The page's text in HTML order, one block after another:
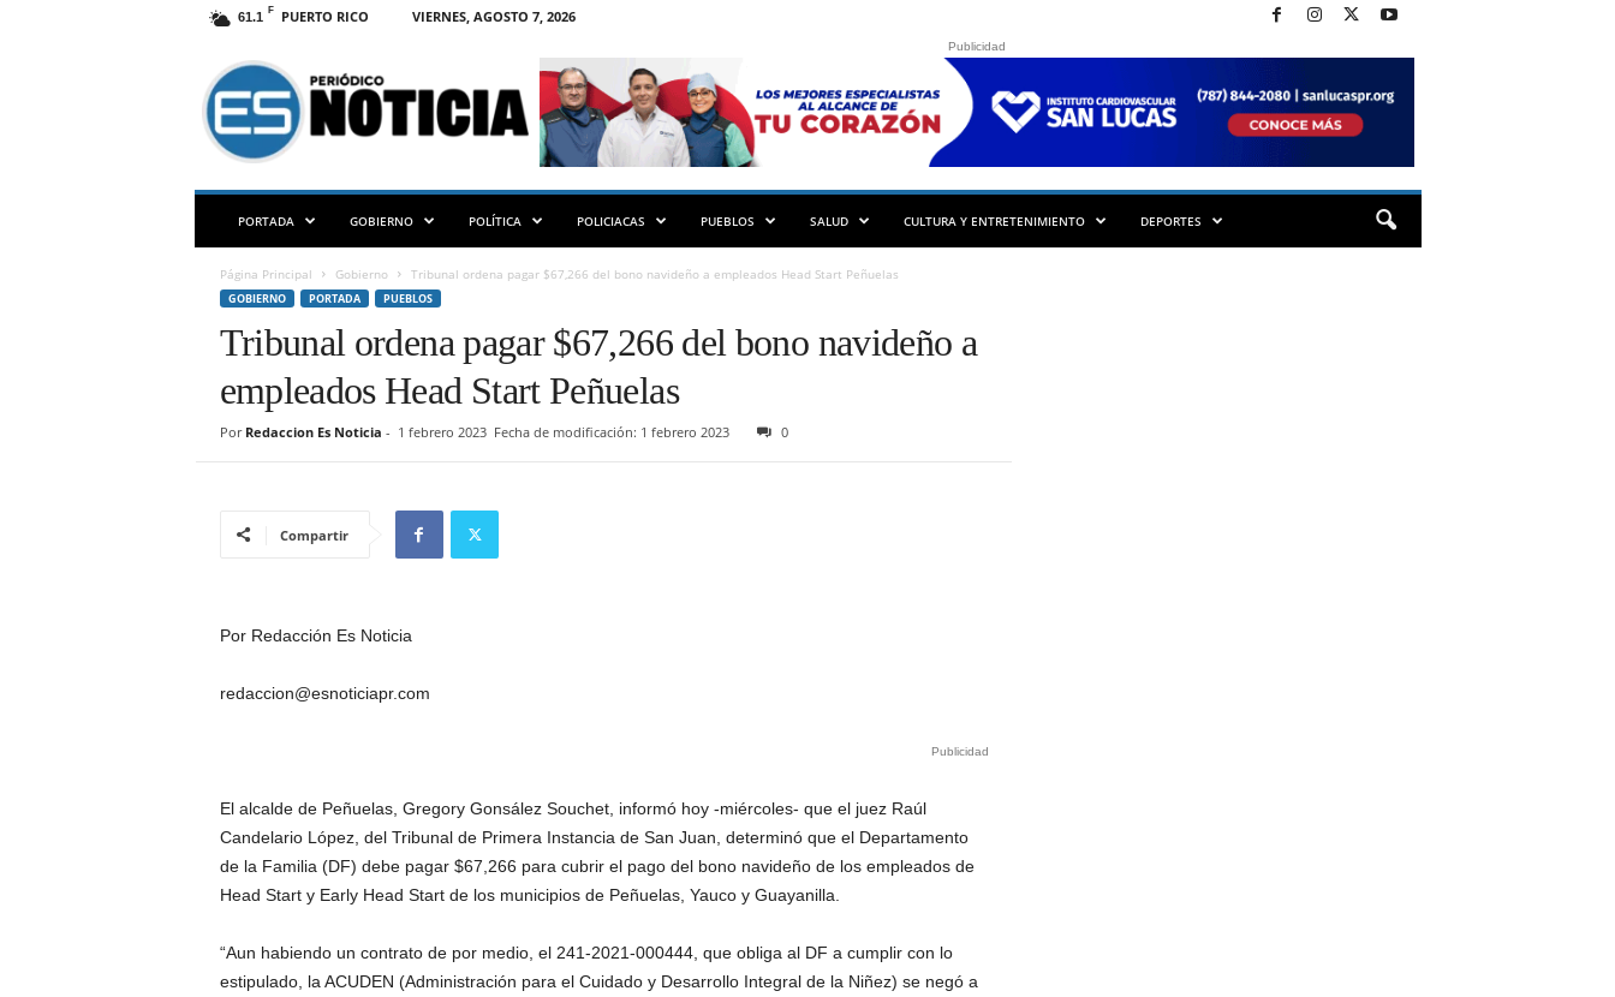
61.1 F PUERTO RICO VIERNES, AGOSTO 7, 2026
S
N
O
Publicidad
PORTADA GOBIERNO POLÍTICA POLICIACAS PUEBLOS SALUD CULTURA Y ENTRETENIMIENTO DEPORTES
Página Principal Gobierno Tribunal ordena pagar $67,266 del bono navideño a empleados Head Start Peñuelas
GOBIERNO PORTADA PUEBLOS
Tribunal ordena pagar $67,266 del bono navideño a
empleados Head Start Peñuelas
Por Redaccion Es Noticia - 1 febrero 2023 Fecha de modificación: 1 febrero 2023 0
Compartir
Por Redacción Es Noticia
redaccion@esnoticiapr.com
Publicidad
El alcalde de Peñuelas, Gregory Gonsález Souchet, informó hoy -miércoles- que el juez Raúl
Candelario López, del Tribunal de Primera Instancia de San Juan, determinó que el Departamento
de la Familia (DF) debe pagar $67,266 para cubrir el pago del bono navideño de los empleados de
Head Start y Early Head Start de los municipios de Peñuelas, Yauco y Guayanilla.
“Aun habiendo un contrato de por medio, el 241-2021-000444, que obliga al DF a cumplir con lo
estipulado, la ACUDEN (Administración para el Cuidado y Desarrollo Integral de la Niñez) se negó a